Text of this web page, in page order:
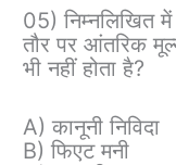
05) निम्नलिखित
तौर पर आंतरिक
भी नहीं होता है?
A) कानूनी निविदा
B) फिएट मनी